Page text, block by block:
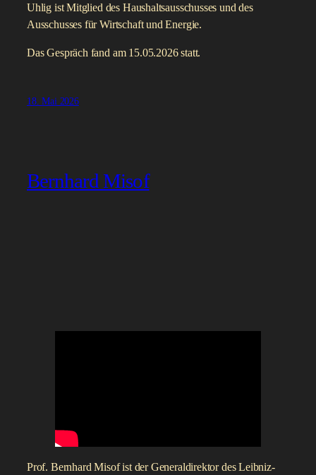
Uhlig ist Mitglied des Haushaltsausschusses und des
Ausschusses für Wirtschaft und Energie.
Das Gespräch fand am 15.05.2026 statt.
18. Mai 2026
Bernhard Misof
Prof. Bernhard Misof ist der Generaldirektor des Leibniz-